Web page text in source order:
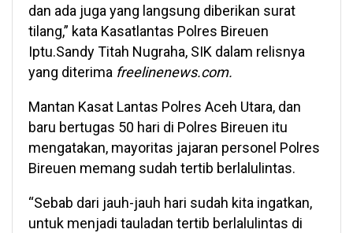
dan ada juga yang langsung diberikan surat
tilang,” kata Kasatlantas Polres Bireuen
Iptu.Sandy Titah Nugraha, SIK dalam relisnya
yang diterima freelinenews.com.
Mantan Kasat Lantas Polres Aceh Utara, dan
baru bertugas 50 hari di Polres Bireuen itu
mengatakan, mayoritas jajaran personel Polres
Bireuen memang sudah tertib berlalulintas.
“Sebab dari jauh-jauh hari sudah kita ingatkan,
untuk menjadi tauladan tertib berlalulintas di